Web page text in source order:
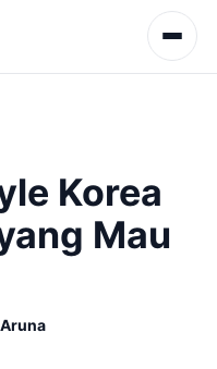
Korea
Mau
Aruna